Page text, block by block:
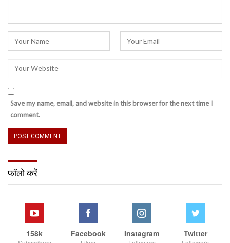
Save my name, email, and website in this browser for the next time I
comment.
फॉलो करें
158k Facebook Instagram Twitter